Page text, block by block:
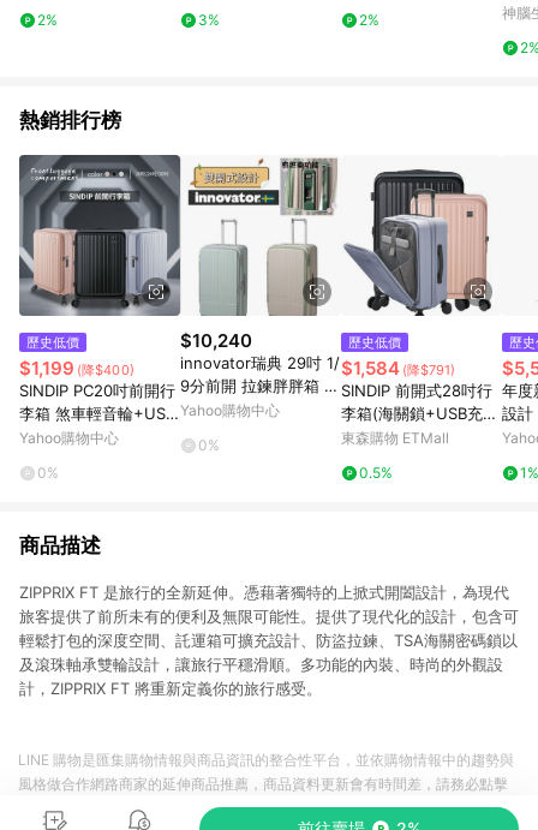
2%
(單一帳號最高1500
3%
2%
5吋
神腦
熱銷排行榜
歷史低價
$1,199 (降$400)
SINDIP PC20吋前開行
李箱 煞車輕音輪+USB
充電+防爆拉鍊+海關
吋行李箱
Yahoo購物中心
0%
$10,240
innovator瑞典 29吋 1/
9分前開 拉鍊胖胖箱 可
擴充煞車輪設計 PC 日
箱-多色 INV750
Yahoo購物中心
0%
歷史低價
$1,584 (降$791)
SINDIP 前開式28吋行
李箱(海關鎖+USB充電
+可加大+煞車輕音輪
東森購物 ETMall
0.5%
歷
年度
設計
avel
爆1%
商品描述
ZIPPRIX FT 是旅行的全新延伸。憑藉著獨特的上掀式開闔設計，為現代
旅客提供了前所未有的便利及無限可能性。提供了現代化的設計，包含可
輕鬆打包的深度空間、託運箱可擴充設計、防盜拉鍊、TSA海關密碼鎖以
及滾珠軸承雙輪設計，讓旅行平穩滑順。多功能的內裝、時尚的外觀設
計，ZIPPRIX FT 將重新定義你的旅行感受。
LINE 購物是匯集購物情報與商品資訊的整合性平台，並依購物情報中的趨勢與
風格做合作網路商家的延伸商品推薦，商品資料更新會有時間差，請務必點擊
商品至各合作網路商家，確認現售價與購物條件，一切資訊以合作廠商網頁為